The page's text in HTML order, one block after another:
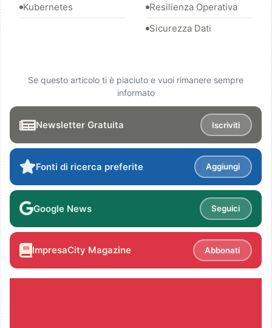
Kubernetes
Resilienza Operativa
Sicurezza Dati
Se questo articolo ti è piaciuto e vuoi rimanere sempre
informato
Newsletter Gratuita Iscriviti
Fonti di ricerca preferite Aggiungi
Google News Seguici
ImpresaCity Magazine Abbonati